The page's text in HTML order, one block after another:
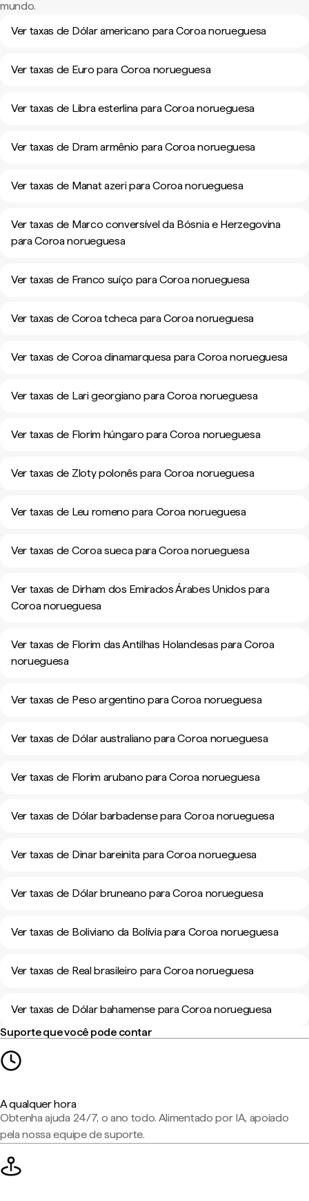
mundo.
Ver taxas de Dólar americano para Coroa norueguesa
Ver taxas de Euro para Coroa norueguesa
Ver taxas de Libra esterlina para Coroa norueguesa
Ver taxas de Dram armênio para Coroa norueguesa
Ver taxas de Manat azeri para Coroa norueguesa
Ver taxas de Marco conversível da Bósnia e Herzegovina
para Coroa norueguesa
Ver taxas de Franco suíço para Coroa norueguesa
Ver taxas de Coroa tcheca para Coroa norueguesa
Ver taxas de Coroa dinamarquesa para Coroa norueguesa
Ver taxas de Lari georgiano para Coroa norueguesa
Ver taxas de Florim húngaro para Coroa norueguesa
Ver taxas de Zloty polonês para Coroa norueguesa
Ver taxas de Leu romeno para Coroa norueguesa
Ver taxas de Coroa sueca para Coroa norueguesa
Ver taxas de Dirham dos Emirados Árabes Unidos para
Coroa norueguesa
Ver taxas de Florim das Antilhas Holandesas para Coroa
norueguesa
Ver taxas de Peso argentino para Coroa norueguesa
Ver taxas de Dólar australiano para Coroa norueguesa
Ver taxas de Florim arubano para Coroa norueguesa
Ver taxas de Dólar barbadense para Coroa norueguesa
Ver taxas de Dinar bareinita para Coroa norueguesa
Ver taxas de Dólar bruneano para Coroa norueguesa
Ver taxas de Boliviano da Bolívia para Coroa norueguesa
Ver taxas de Real brasileiro para Coroa norueguesa
Ver taxas de Dólar bahamense para Coroa norueguesa
Suporte que você pode contar
A qualquer hora
Obtenha ajuda 24/7, o ano todo. Alimentado por IA, apoiado
pela nossa equipe de suporte.